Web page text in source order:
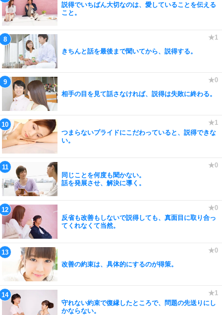
説得でいちばん大切なのは、愛していることを伝える
こと。
きちんと話を最後まで聞いてから、説得する。
相手の目を見て話さなければ、説得は失敗に終わる。
つまらないプライドにこだわっていると、説得できな
い。
同じことを何度も聞かない。
話を発展させ、解決に導く。
反省も改善もしないで説得しても、真面目に取り合っ
てくれなくて当然。
改善の約束は、具体的にするのが得策。
守れない約束で復縁したところで、問題の先送りにし
かならない。